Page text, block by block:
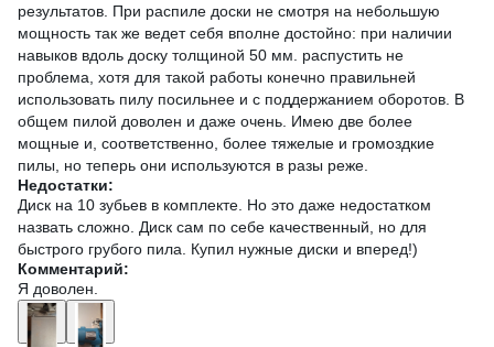
результатов. При распиле доски не смотря на небольшую
мощность так же ведет себя вполне достойно: при наличии
навыков вдоль доску толщиной 50 мм. распустить не
проблема, хотя для такой работы конечно правильней
использовать пилу посильнее и с поддержанием оборотов. В
общем пилой доволен и даже очень. Имею две более
мощные и, соответственно, более тяжелые и громоздкие
пилы, но теперь они используются в разы реже.
Недостатки:
Диск на 10 зубьев в комплекте. Но это даже недостатком
назвать сложно. Диск сам по себе качественный, но для
быстрого грубого пила. Купил нужные диски и вперед!)
Комментарий:
Я доволен.